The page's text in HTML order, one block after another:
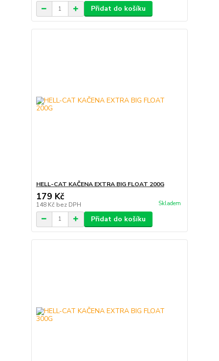
Přidat do košíku
HELL-CAT KAČENA EXTRA BIG FLOAT 200G
179 Kč
148 Kč bez DPH Skladem
Přidat do košíku